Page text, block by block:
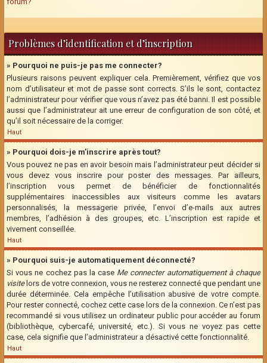
Problèmes d’identification et d’inscription
» Pourquoi ne puis-je pas me connecter?
Plusieurs raisons peuvent expliquer cela. Premièrement, vérifiez que vos
nom d’utilisateur et mot de passe sont corrects. S’ils le sont, contactez
l’administrateur pour vérifier que vous n’avez pas été banni. Il est possible
aussi que l’administrateur ait une erreur de configuration de son côté, et
qu’il soit nécessaire de la corriger.
Haut
» Pourquoi dois-je m’inscrire après tout?
Vous pouvez ne pas en avoir besoin mais l’administrateur peut décider si
vous devez vous inscrire pour poster des messages. Par ailleurs,
l’inscription vous permet de bénéficier de fonctionnalités
supplémentaires inaccessibles aux visiteurs comme les avatars
personnalisés, la messagerie privée, l’envoi d’e-mails aux autres
membres, l’adhésion à des groupes, etc. L’inscription est rapide et
vivement conseillée.
Haut
» Pourquoi suis-je automatiquement déconnecté?
Si vous ne cochez pas la case Me connecter automatiquement à chaque
visitelors de votre connexion, vous ne resterez connecté que pendant une
durée déterminée. Cela empêche l’utilisation abusive de votre compte.
Pour rester connecté, cochez cette case lors de la connexion. Ce n’est pas
recommandé si vous utilisez un ordinateur public pour accéder au forum
(bibliothèque, cybercafé, université, etc.). Si vous ne voyez pas cette
case, cela signifie que l’administrateur a désactivé cette fonctionnalité.
Haut